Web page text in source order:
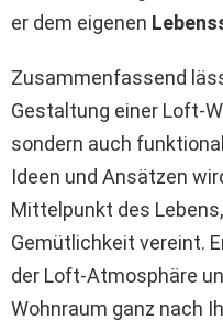
er dem eigenen
Zusammenfassend
Gestaltung einer Loft-
sondern auch
Ideen und Ansätzen
Mittelpunkt des
Gemütlichkeit vereint.
der Loft-Atmosphäre
Wohnraum ganz nach